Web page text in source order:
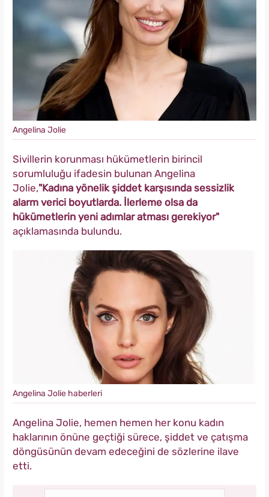
Angelina Jolie
Sivillerin korunması hükümetlerin birincil
sorumluluğu ifadesin bulunan Angelina
Jolie,"Kadına yönelik şiddet karşısında sessizlik
alarm verici boyutlarda. İlerleme olsa da
hükümetlerin yeni adımlar atması gerekiyor"
açıklamasında bulundu.
Angelina Jolie haberleri
Angelina Jolie, hemen hemen her konu kadın
haklarının önüne geçtiği sürece, şiddet ve çatışma
döngüsünün devam edeceğini de sözlerine ilave
etti.